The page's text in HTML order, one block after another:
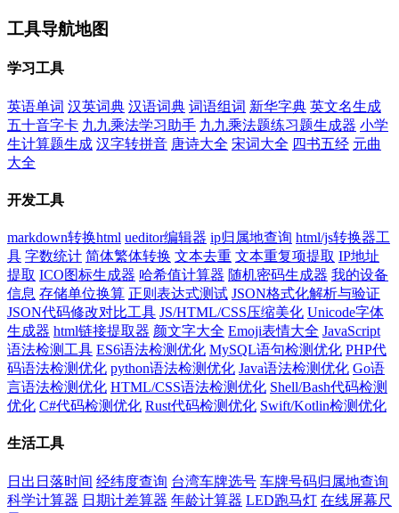
工具导航地图
学习工具
英语单词 汉英词典 汉语词典 词语组词 新华字典 英文名生成
五十音字卡 九九乘法学习助手 九九乘法题练习题生成器 小学
生计算题生成 汉字转拼音 唐诗大全 宋词大全 四书五经 元曲
大全
开发工具
markdown转换html ueditor编辑器 ip归属地查询 html/js转换器工
具 字数统计 简体繁体转换 文本去重 文本重复项提取 IP地址
提取 ICO图标生成器 哈希值计算器 随机密码生成器 我的设备
信息 存储单位换算 正则表达式测试 JSON格式化解析与验证
JSON代码修改对比工具 JS/HTML/CSS压缩美化 Unicode字体
生成器 html链接提取器 颜文字大全 Emoji表情大全 JavaScript
语法检测工具 ES6语法检测优化 MySQL语句检测优化 PHP代
码语法检测优化 python语法检测优化 Java语法检测优化 Go语
言语法检测优化 HTML/CSS语法检测优化 Shell/Bash代码检测
优化 C#代码检测优化 Rust代码检测优化 Swift/Kotlin检测优化
生活工具
日出日落时间 经纬度查询 台湾车牌选号 车牌号码归属地查询
科学计算器 日期计差算器 年龄计算器 LED跑马灯 在线屏幕尺